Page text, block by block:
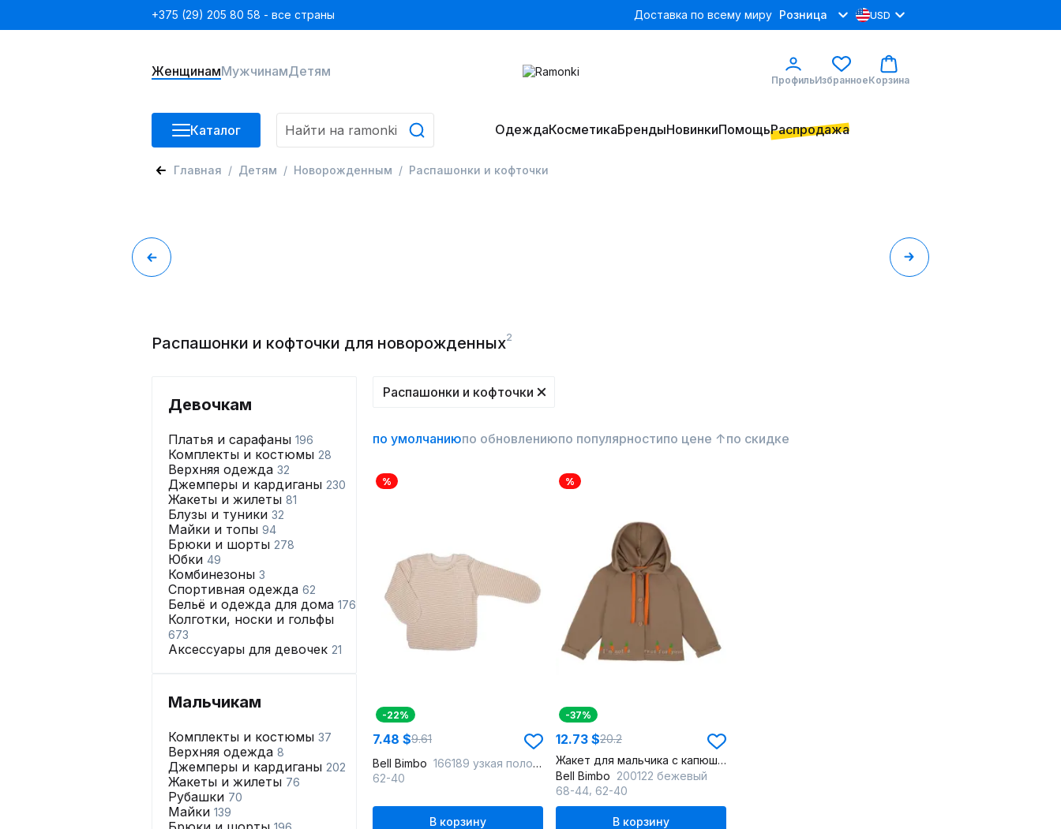
+375 (29) 205 80 58 - все страны Доставка по всему миру Розница USD
ЖенщинамМужчинамДетям
ПрофильИзбранноеКорзина
Каталог ОдеждаКосметикаБрендыНовинкиПомощьРаспродажа
Главная Детям Новорожденным Распашонки и кофточки
Распашонки и кофточки для новорожденных2
Девочкам
Платья и сарафаны 196
Комплекты и костюмы 28
Верхняя одежда 32
Джемперы и кардиганы 230
Жакеты и жилеты 81
Блузы и туники 32
Майки и топы 94
Брюки и шорты 278
Юбки 49
Комбинезоны 3
Спортивная одежда 62
Бельё и одежда для дома 176
Колготки, носки и гольфы
673
Аксессуары для девочек 21
Мальчикам
Комплекты и костюмы 37
Верхняя одежда 8
Джемперы и кардиганы 202
Жакеты и жилеты 76
Рубашки 70
Майки 139
Распашонки и кофточки
по умолчаниюпо обновлениюпо популярностипо цене ↑по скидке
%
-22%
7.48 $9.61
Bell Bimbo 166189 узкая полоска
62-40
В корзину
%
-37%
12.73 $20.2
Жакет для мальчика с капюшоном и принтом
Bell Bimbo 200122 бежевый
68-44 62-40
В корзину